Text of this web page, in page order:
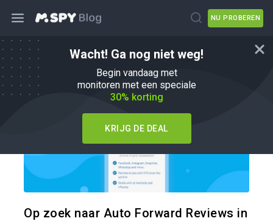
NU PROBEREN
Wacht! Ga nog niet weg!
Begin vandaag met
monitoren met een speciale
30% korting
KRIJG DE DEAL
mSpy Alternatieven
Op zoek naar Auto Forward Reviews in